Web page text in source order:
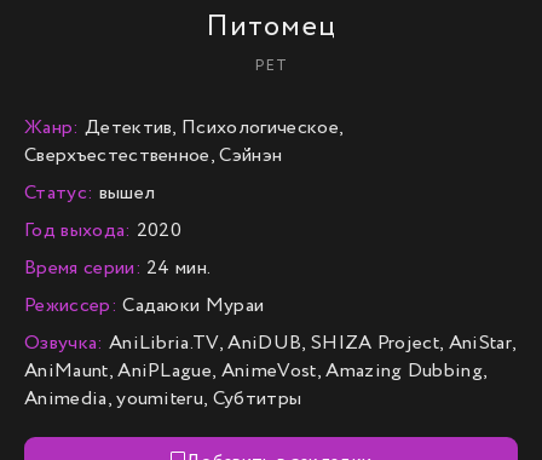
Питомец
PET
Жанр: Детектив, Психологическое,
Сверхъестественное, Сэйнэн
Статус: вышел
Год выхода: 2020
Время серии: 24 мин.
Режиссер: Садаюки Мураи
Озвучка: AniLibria.TV, AniDUB, SHIZA Project, AniStar,
AniMaunt, AniPLague, AnimeVost, Amazing Dubbing,
Animedia, youmiteru, Субтитры